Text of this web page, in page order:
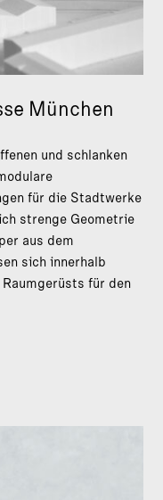
München
und schlanken
für die Stadtwerke
strenge Geometrie
aus dem
sich innerhalb
für den